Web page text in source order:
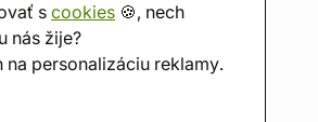
s cookies 🍪, nech
nás žije?
na personalizáciu reklamy.